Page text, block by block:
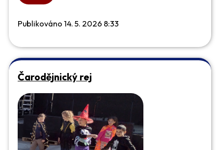
Publikováno 14. 5. 2026 8:33
Čarodějnický rej